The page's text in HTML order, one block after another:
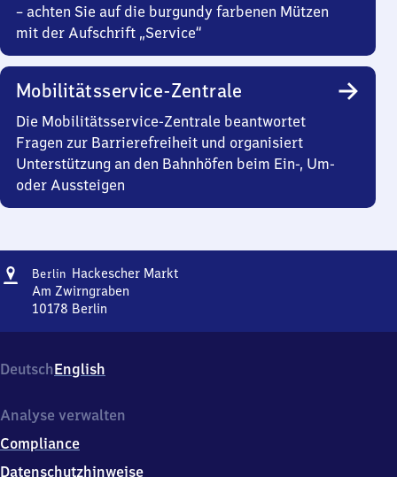
– achten Sie auf die burgundy farbenen Mützen
mit der Aufschrift „Service“
Mobilitätsservice-Zentrale
Die Mobilitätsservice-Zentrale beantwortet
Fragen zur Barrierefreiheit und organisiert
Unterstützung an den Bahnhöfen beim Ein-, Um-
oder Aussteigen
Adresse
Berlin Hackescher MarktBerlin
Am Zwirngraben
10178 Berlin
Markt,
Am
1
1
7
DeutschEnglish
Analyse verwalten
Compliance
Datenschutzhinweise